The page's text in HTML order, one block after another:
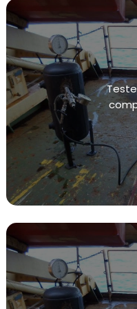
LABORATÓRIOS DE
TRANSMISSORES DE
MANUTENÇÃO DE
MANUTENÇÃO E
DE MEDIÇÃO DE
MANUTENÇÃO E
DE MEDIÇÃO DE
MANUTENÇÃO
CONFORME NR13
SISTEMAS DE
TESTE HIDROSTÁTICO
INSPEÇÃO NR13
NR13 VASOS DE